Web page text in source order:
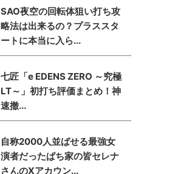
SAO夜空の回転体狙い打ち攻
略法は出来るの？プラススタ
ートに本当に入ら...
七匠「e EDENS ZERO ～究極
LT～」初打ち評価まとめ！神
速撤...
自称2000人並ばせる最強女
演者だったぱち家の皆セレナ
さんのXアカウン...